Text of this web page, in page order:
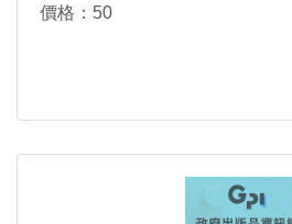
價格：50